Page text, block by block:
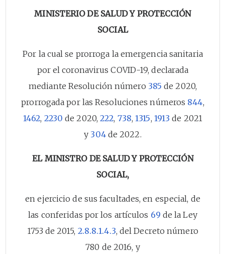
MINISTERIO DE SALUD Y PROTECCIÓN
SOCIAL
Por la cual se prorroga la emergencia sanitaria
por el coronavirus COVID-19, declarada
mediante Resolución número 385 de 2020,
prorrogada por las Resoluciones números 844,
1462, 2230 de 2020,222, 738,1315, 1913 de 2021
y 304de 2022.
EL MINISTRO DE SALUD Y PROTECCIÓN
SOCIAL,
en ejercicio de sus facultades, en especial, de
las conferidas por los artículos 69 de la Ley
1753 de 2015, 2.8.8.1.4.3, del Decreto número
780 de 2016, y